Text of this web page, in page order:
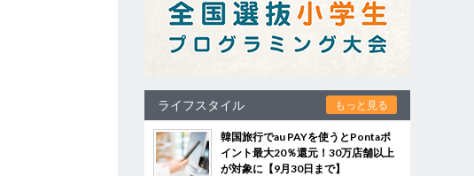
ライフスタイル もっと見る
韓国旅行でau PAYを使うとPontaポ
イント最大20％還元！30万店舗以上
が対象に【9月30日まで】